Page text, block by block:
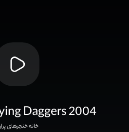
Daggers 2004
خانه خنجرهای